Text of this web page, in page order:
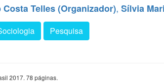
Telles (Organizador), Sílvia
Pesquisa
2017. 78 páginas.